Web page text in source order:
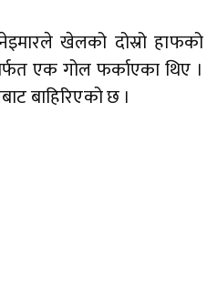
खेलको दोस्रो हाफको
एक गोल फर्काएका थिए ।
बाहिरिएको छ ।